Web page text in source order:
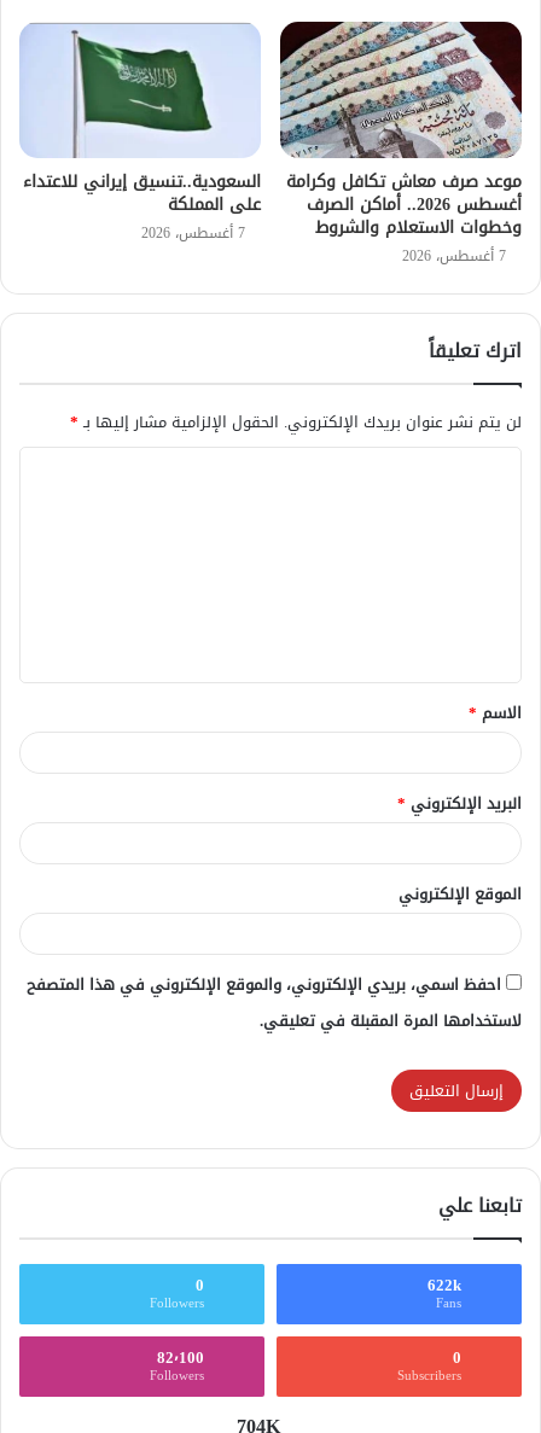
موعد صرف معاش تكافل وكرامة
أغسطس 2026.. أماكن الصرف
وخطوات الاستعلام والشروط
7 أغسطس، 2026
السعودية..تنسيق إيراني للاعتداء
على المملكة
7 أغسطس، 2026
اترك تعليقاً
لن يتم نشر عنوان بريدك الإلكتروني. الحقول الإلزامية مشار إليها بـ*
ق
*
الاسم *
البريد الإلكتروني *
الموقع الإلكتروني
احفظ اسمي، بريدي الإلكتروني، والموقع الإلكتروني في هذا المتصفح
لاستخدامها المرة المقبلة في تعليقي.
تابعنا علي
622k
Fans
0
Followers
0
Subscribers
82٬100
Followers